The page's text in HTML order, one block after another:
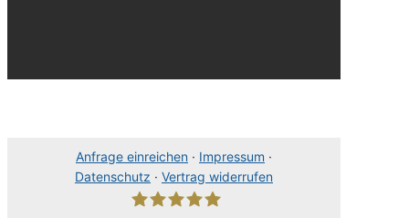
Anfrage einreichen · Impressum ·
Datenschutz · Vertrag widerrufen